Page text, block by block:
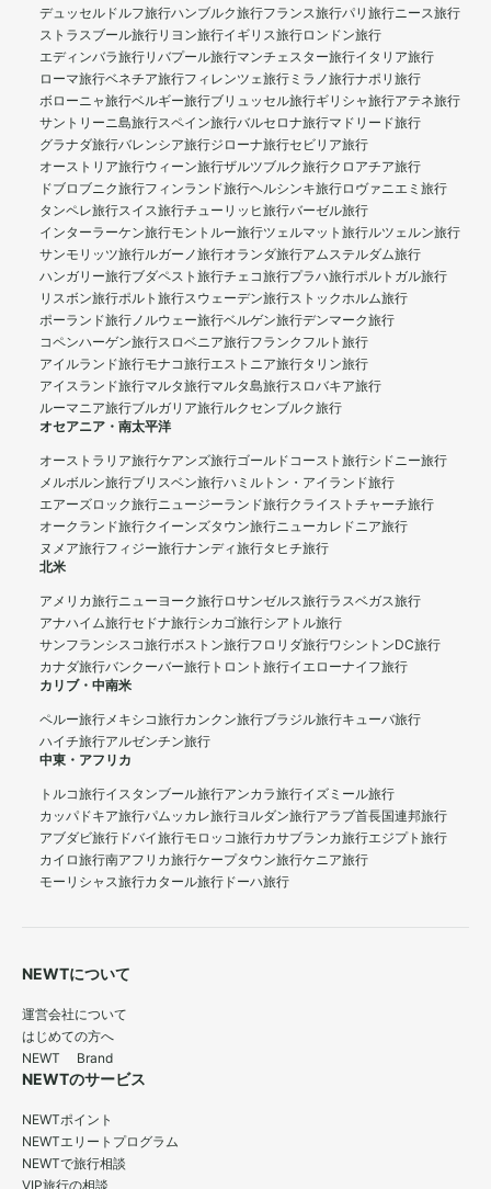
デュッセルドルフ旅行ハンブルク旅行フランス旅行パリ旅行ニース旅行
ストラスブール旅行リヨン旅行イギリス旅行ロンドン旅行
エディンバラ旅行リバプール旅行マンチェスター旅行イタリア旅行
ローマ旅行ベネチア旅行フィレンツェ旅行 ミラノ旅行ナポリ旅行
ボローニャ旅行ベルギー旅行ブリュッセル旅行ギリシャ旅行アテネ旅行
サントリーニ島旅行スペイン旅行バルセロナ旅行マドリード旅行
グラナダ旅行バレンシア旅行ジローナ旅行セビリア旅行
オーストリア旅行ウィーン旅行ザルツブルク旅行クロアチア旅行
ドブロブニク旅行フィンランド旅行ヘルシンキ旅行ロヴァニエミ旅行
タンペレ旅行スイス旅行チューリッヒ旅行バーゼル旅行
インターラーケン旅行モントルー旅行ツェルマット旅行ルツェルン旅行
サンモリッツ旅行ルガーノ旅行オランダ旅行アムステルダム旅行
ハンガリー旅行ブダペスト旅行チェコ旅行プラハ旅行ポルトガル旅行
リスボン旅行ポルト旅行スウェーデン旅行ストックホルム旅行
ポーランド旅行ノルウェー旅行ベルゲン旅行デンマーク旅行
コペンハーゲン旅行スロベニア旅行フランクフルト旅行
アイルランド旅行モナコ旅行エストニア旅行タリン旅行
アイスランド旅行マルタ旅行マルタ島旅行スロバキア旅行
ルーマニア旅行ブルガリア旅行ルクセンブルク旅行
オセアニア・南太平洋
オーストラリア旅行ケアンズ旅行ゴールドコースト旅行シドニー旅行
メルボルン旅行ブリスベン旅行ハミルトン・アイランド旅行
エアーズロック旅行ニュージーランド旅行クライストチャーチ旅行
オークランド旅行クイーンズタウン旅行ニューカレドニア旅行
ヌメア旅行フィジー旅行ナンディ旅行タヒチ旅行
北米
アメリカ旅行ニューヨーク旅行ロサンゼルス旅行ラスベガス旅行
アナハイム旅行セドナ旅行シカゴ旅行シアトル旅行
サンフランシスコ旅行ボストン旅行フロリダ旅行ワシントンDC旅行
カナダ旅行バンクーバー旅行 トロント旅行イエローナイフ旅行
カリブ・中南米
ペルー旅行メキシコ旅行カンクン旅行ブラジル旅行キューバ旅行
ハイチ旅行アルゼンチン旅行
中東・アフリカ
トルコ旅行イスタンブール旅行アンカラ旅行イズミール旅行
カッパドキア旅行パムッカレ旅行ヨルダン旅行アラブ首長国連邦旅行
アブダビ旅行 ドバイ旅行モロッコ旅行カサブランカ旅行エジプト旅行
カイロ旅行南アフリカ旅行ケープタウン旅行ケニア旅行
モーリシャス旅行カタール旅行 ドーハ旅行
NEWTについて
運営会社について
はじめての方へ
NEWT Brand
NEWTのサービス
NEWTポイント
NEWTエリートプログラム
NEWTで旅行相談
VIP旅行の相談